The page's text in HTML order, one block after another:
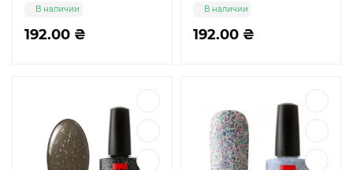
192.00 ₴
В наличии
192.00 ₴
В наличии